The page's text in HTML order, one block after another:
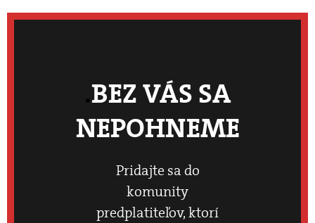
BEZ VÁS SA
NEPOHNEME
Pridajte sa do
komunity
predplatiteľov, ktorí